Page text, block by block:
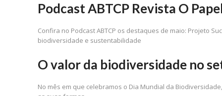
Podcast ABTCP Revista O
Confira no Podcast ABTCP os destaques de maio: Projeto
biodiversidade e sustentabilidade
O valor da biodiversidade no
No mês em que celebramos o Dia Mundial da